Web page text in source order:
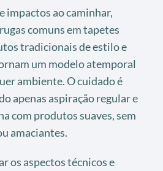
impactos ao caminhar,
comuns em tapetes
tradicionais de estilo e
um modelo atemporal
ambiente. O cuidado é
apenas aspiração regular e
com produtos suaves, sem
amaciantes.
os aspectos técnicos e